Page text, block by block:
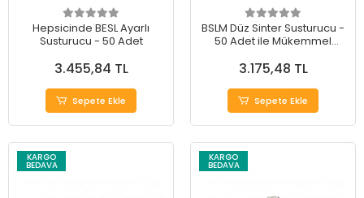
Hepsicinde BESL Ayarlı
Susturucu - 50 Adet
3.455,84 TL
Sepete Ekle
BSLM Düz Sinter Susturucu -
50 Adet ile Mükemmel
3.175,48 TL
Sepete Ekle
KARGO
BEDAVA
KARGO
BEDAVA